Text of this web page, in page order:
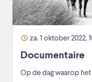
za. 1 oktober 2022,
Documentaire
Op de dag waarop